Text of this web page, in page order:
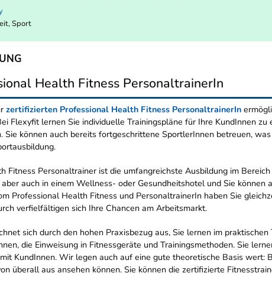
Sport
Health Fitness PersonaltrainerIn
zertifizierten Professional Health Fitness PersonaltrainerIn
Flexyfit lernen Sie individuelle Trainingspläne für Ihre KundInnen
Sie können auch bereits fortgeschrittene SportlerInnen betreuen,
Fitness Personaltrainer ist die umfangreichste Ausbildung im
auch in einem Wellness- oder Gesundheitshotel und Sie
Professional Health Fitness und PersonaltrainerIn haben Sie
verfielfältigen sich Ihre Chancen am Arbeitsmarkt.
sich durch den hohen Praxisbezug aus, Sie lernen im
die Einweisung in Fitnessgeräte und Trainingsmethoden. Sie
KundInnen. Wir legen auch auf eine gute theoretische Basis
überall aus ansehen können. Sie können die zertifizierte